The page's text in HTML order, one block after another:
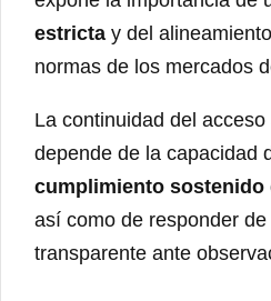
estricta y del
normas de los mercados
La continuidad del
depende de la capacidad
cumplimiento sostenido
así como de responder
transparente ante